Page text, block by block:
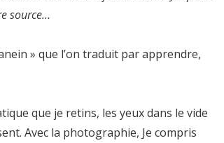
source…
» que l’on traduit par apprendre,
que je retins, les yeux dans le vide
Avec la photographie, Je compris